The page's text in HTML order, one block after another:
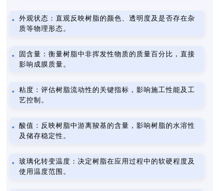
外观状态：直观反映树脂的颜色、透明度及是否存在杂
质等物理形态。
固含量：衡量树脂中非挥发性物质的质量百分比，直接
影响成膜质量。
粘度：评估树脂流动性的关键指标，影响施工性能及工
艺控制。
酸值：反映树脂中游离羧基的含量，影响树脂的水溶性
及储存稳定性。
玻璃化转变温度：决定树脂在应用过程中的软硬程度及
使用温度范围。